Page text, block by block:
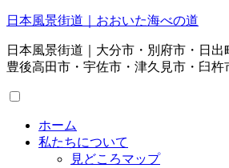
日本風景街道｜おおいた海べの道
日本風景街道｜大分市・別府市・日出
豊後高田市・宇佐市・津久見市・臼杵
ホーム
私たちについて
見どころマップ